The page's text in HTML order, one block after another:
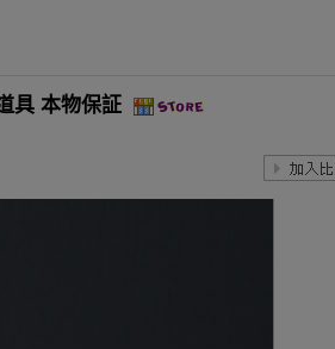
具 本物保証